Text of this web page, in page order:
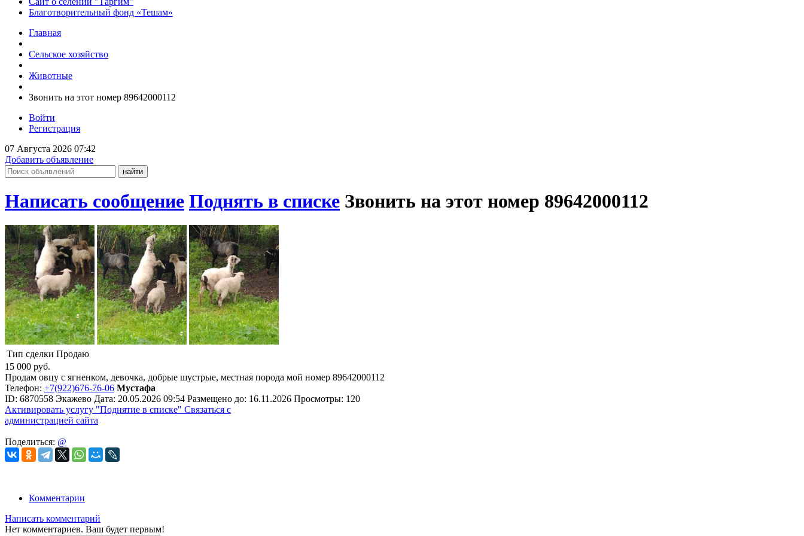
Благотворительный фонд «Тешам»
Главная
Сельское хозяйство
Животные
Звонить на этот номер 89642000112
Войти
Регистрация
07 Августа 2026 07:42
Добавить объявление
Написать сообщение Поднять в списке Звонить на этот номер 89642000112
Тип сделки Продаю
15 000 руб.
Продам овцу с ягненком, девочка, добрые шустрые, местная порода мой номер 89642000112
Телефон: +7(922)676-76-06 Мустафа
ID: 6870558 Экажево Дата: 20.05.2026 09:54 Размещено до: 16.11.2026 Просмотры: 120
Активировать услугу "Поднятие в списке" Связаться с
администрацией сайта
Поделиться: @
Комментарии
Написать комментарий
Нет комментариев. Ваш будет первым!